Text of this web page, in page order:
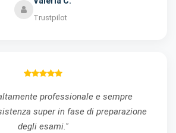
Trustpilot
professionale e sempre
super in fase di preparazione
degli esami."